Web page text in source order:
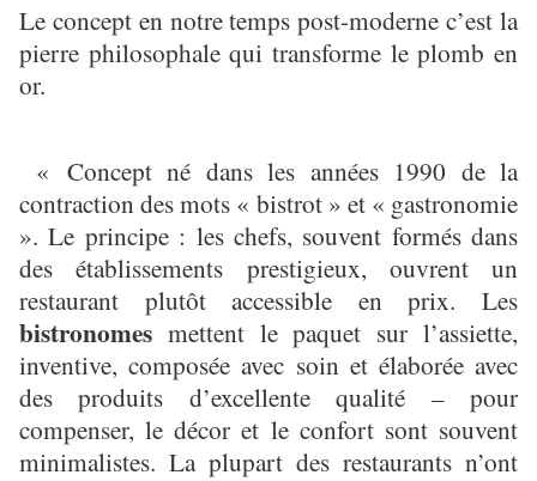
Le concept en notre temps post-moderne c’est la
pierre philosophale qui transforme le plomb en
or.
« Concept né dans les années 1990 de la
contraction des mots « bistrot » et « gastronomie
». Le principe : les chefs, souvent formés dans
des établissements prestigieux, ouvrent un
restaurant plutôt accessible en prix. Les
bistronomes mettent le paquet sur l’assiette,
inventive, composée avec soin et élaborée avec
des produits d’excellente qualité – pour
compenser, le décor et le confort sont souvent
minimalistes. La plupart des restaurants n’ont